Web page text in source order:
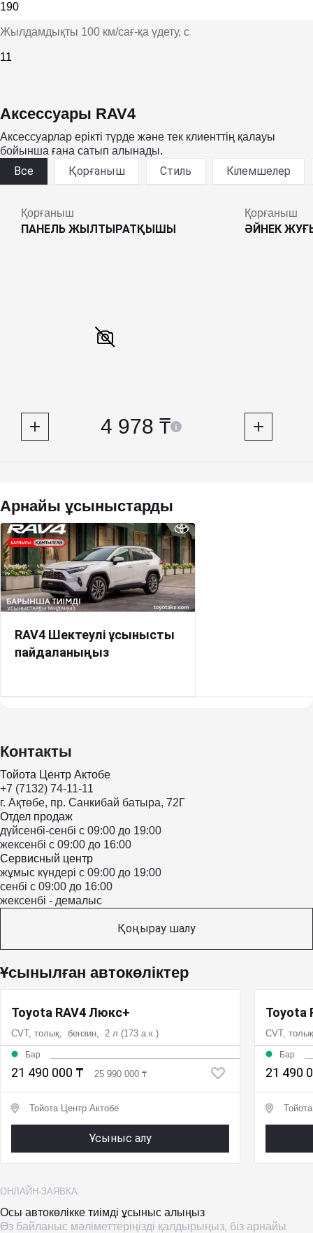
190
Жылдамдықты 100 км/сағ-қа үдету, с
11
Аксессуары RAV4
Аксессуарлар ерікті түрде және тек клиенттің қалауы
бойынша ғана сатып алынады.
Все Қорғаныш Стиль Кілемшелер
Қорғаныш
ПАНЕЛЬ ЖЫЛТЫРАТҚЫШЫ
4 978 ₸
Қорғаныш
ӘЙНЕК
Арнайы ұсыныстарды
RAV4 Шектеулі ұсынысты
пайдаланыңыз
Контакты
Тойота Центр Актобе
+7 (7132) 74-11-11
г. Ақтөбе, пр. Санкибай батыра, 72Г
Отдел продаж
дүйсенбі-сенбі с 09:00 до 19:00
жексенбі с 09:00 до 16:00
Сервисный центр
жұмыс күндері с 09:00 до 19:00
сенбі с 09:00 до 16:00
жексенбі - демалыс
Қоңырау шалу
Ұсынылған автокөліктер
Toyota RAV4 Люкс+
CVT, толық, бензин, 2 л (173 а.к.)
Бар
21 490 000 ₸ 25 990 000 ₸
Тойота Центр Актобе
Ұсыныс алу
Toyota
CVT,
Бар
21 490
ОНЛАЙН-ЗАЯВКА
Осы автокөлікке тиімді ұсыныс алыңыз
Өз байланыс мәліметтеріңізді қалдырыңыз, біз арнайы